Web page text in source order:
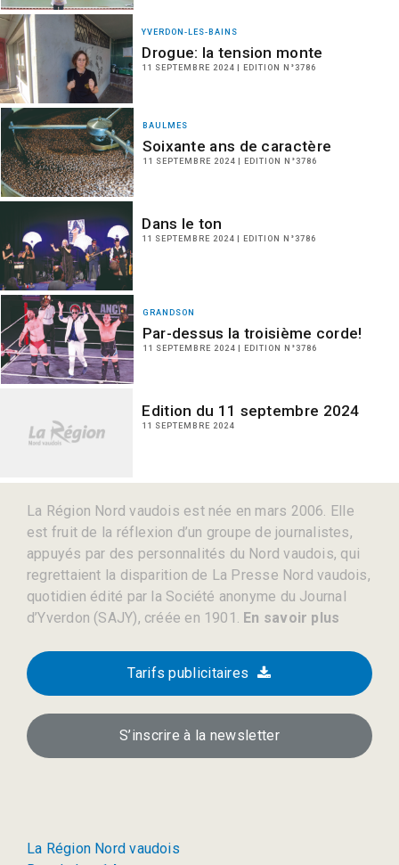
YVERDON-LES-BAINS
Drogue: la tension monte
11 SEPTEMBRE 2024 | EDITION N°3786
BAULMES
Soixante ans de caractère
11 SEPTEMBRE 2024 | EDITION N°3786
Dans le ton
11 SEPTEMBRE 2024 | EDITION N°3786
GRANDSON
Par-dessus la troisième corde!
11 SEPTEMBRE 2024 | EDITION N°3786
Edition du 11 septembre 2024
11 SEPTEMBRE 2024
La Région Nord vaudois est née en mars 2006. Elle
est fruit de la réflexion d’un groupe de journalistes,
appuyés par des personnalités du Nord vaudois, qui
regrettaient la disparition de La Presse Nord vaudois,
quotidien édité par la Société anonyme du Journal
d’Yverdon (SAJY), créée en 1901. En savoir plus
Tarifs publicitaires
S’inscrire à la newsletter
La Région Nord vaudois